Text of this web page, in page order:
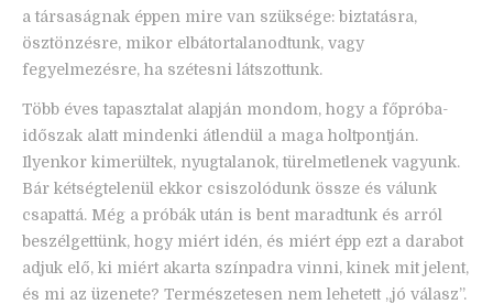
a társaságnak éppen mire van szüksége: biztatásra,
ösztönzésre, mikor elbátortalanodtunk, vagy
fegyelmezésre, ha szétesni látszottunk.
Több éves tapasztalat alapján mondom, hogy a főpróba-
időszak alatt mindenki átlendül a maga holtpontján.
Ilyenkor kimerültek, nyugtalanok, türelmetlenek vagyunk.
Bár kétségtelenül ekkor csiszolódunk össze és válunk
csapattá. Még a próbák után is bent maradtunk és arról
beszélgettünk, hogy miért idén, és miért épp ezt a darabot
adjuk elő, ki miért akarta színpadra vinni, kinek mit jelent,
és mi az üzenete? Természetesen nem lehetett „jó válasz”.